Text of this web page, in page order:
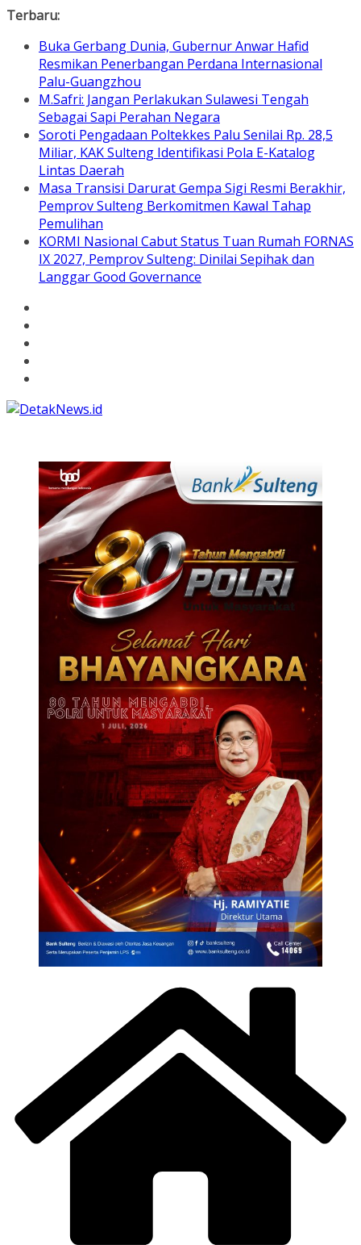
Skip
content
Terbaru:
Buka Gerbang Dunia, Gubernur Anwar Hafid
Resmikan Penerbangan Perdana Internasional
Palu-Guangzhou
M.Safri: Jangan Perlakukan Sulawesi Tengah
Sebagai Sapi Perahan Negara
Soroti Pengadaan Poltekkes Palu Senilai Rp. 28,5
Miliar, KAK Sulteng Identifikasi Pola E-Katalog
Lintas Daerah
Masa Transisi Darurat Gempa Sigi Resmi Berakhir,
Pemprov Sulteng Berkomitmen Kawal Tahap
Pemulihan
KORMI Nasional Cabut Status Tuan Rumah FORNAS
IX 2027, Pemprov Sulteng: Dinilai Sepihak dan
Langgar Good Governance